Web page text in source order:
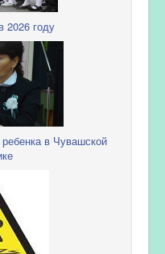
2026 году
в Чувашской